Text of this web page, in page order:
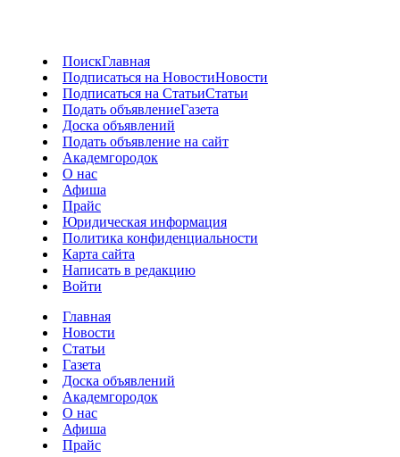
ПоискГлавная
Подписаться на НовостиНовости
Подписаться на СтатьиСтатьи
Подать объявлениеГазета
Доска объявлений
Подать объявление на сайт
Академгородок
О нас
Афиша
Прайс
Юридическая информация
Политика конфиденциальности
Карта сайта
Написать в редакцию
Войти
Главная
Новости
Статьи
Газета
Доска объявлений
Академгородок
О нас
Афиша
Прайс